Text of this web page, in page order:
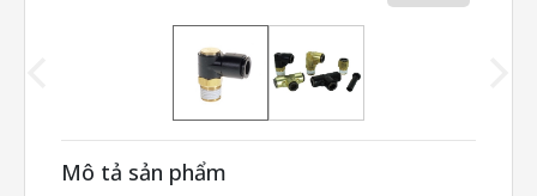
Mô tả sản phẩm